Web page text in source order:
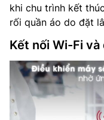
khi chu trình kết
rối quần áo do đặt
Kết nối Wi-Fi